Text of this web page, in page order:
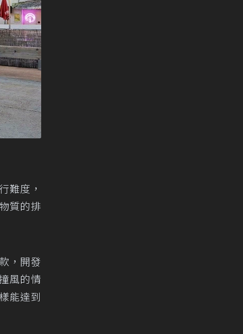
難度，
質的排
，開發
風的情
能達到